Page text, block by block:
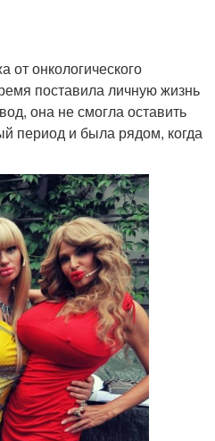
от онкологического
поставила личную жизнь
она не смогла оставить
период и была рядом, когда